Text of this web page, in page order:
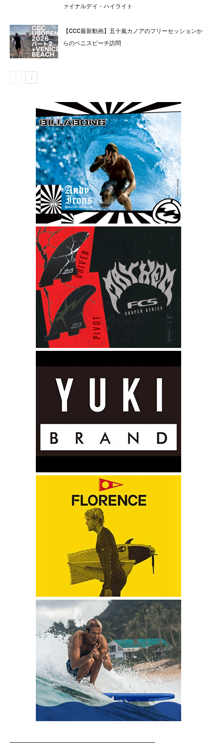
ァイナルデイ・ハイライト
【CCC最新動画】五十嵐カノアのフリーセッションか
らのベニスビーチ訪問